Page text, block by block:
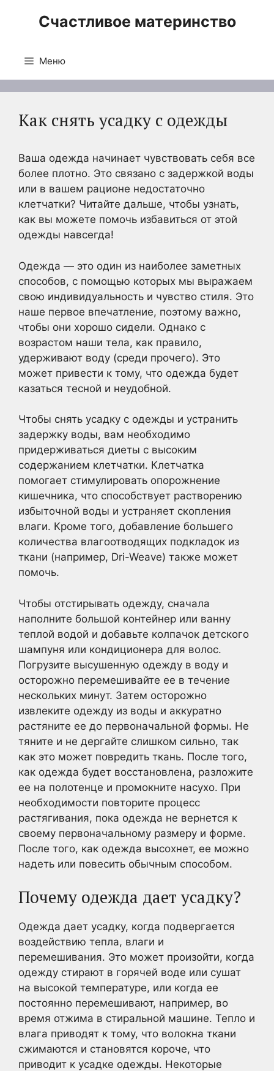
Счастливое материнство
Меню
Как снять усадку с одежды
Ваша одежда начинает чувствовать себя все
более плотно. Это связано с задержкой воды
или в вашем рационе недостаточно
клетчатки? Читайте дальше, чтобы узнать,
как вы можете помочь избавиться от этой
одежды навсегда!
Одежда — это один из наиболее заметных
способов, с помощью которых мы выражаем
свою индивидуальность и чувство стиля. Это
наше первое впечатление, поэтому важно,
чтобы они хорошо сидели. Однако с
возрастом наши тела, как правило,
удерживают воду (среди прочего). Это
может привести к тому, что одежда будет
казаться тесной и неудобной.
Чтобы снять усадку с одежды и устранить
задержку воды, вам необходимо
придерживаться диеты с высоким
содержанием клетчатки. Клетчатка
помогает стимулировать опорожнение
кишечника, что способствует растворению
избыточной воды и устраняет скопления
влаги. Кроме того, добавление большего
количества влагоотводящих подкладок из
ткани (например, Dri-Weave) также может
помочь.
Чтобы отстирывать одежду, сначала
наполните большой контейнер или ванну
теплой водой и добавьте колпачок детского
шампуня или кондиционера для волос.
Погрузите высушенную одежду в воду и
осторожно перемешивайте ее в течение
нескольких минут. Затем осторожно
извлеките одежду из воды и аккуратно
растяните ее до первоначальной формы. Не
тяните и не дергайте слишком сильно, так
как это может повредить ткань. После того,
как одежда будет восстановлена, разложите
ее на полотенце и промокните насухо. При
необходимости повторите процесс
растягивания, пока одежда не вернется к
своему первоначальному размеру и форме.
После того, как одежда высохнет, ее можно
надеть или повесить обычным способом.
Почему одежда дает усадку?
Одежда дает усадку, когда подвергается
воздействию тепла, влаги и
перемешивания. Это может произойти, когда
одежду стирают в горячей воде или сушат
на высокой температуре, или когда ее
постоянно перемешивают, например, во
время отжима в стиральной машине. Тепло и
влага приводят к тому, что волокна ткани
сжимаются и становятся короче, что
приводит к усадке одежды. Некоторые